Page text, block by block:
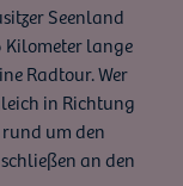
Seenland
Kilometer lange
Radtour. Wer
in Richtung
rund um den
an den